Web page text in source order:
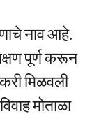
नाव आहे.
पूर्ण करून
मिळवली
मोताळा